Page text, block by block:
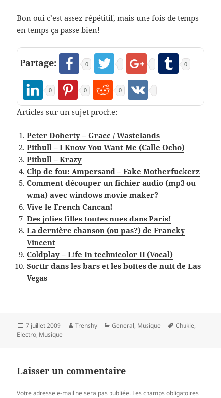
Bon oui c’est assez répétitif, mais une fois de temps
en temps ça passe bien!
Partage: 0 0
0 0 0
Articles sur un sujet proche:
Peter Doherty – Grace / Wastelands
Pitbull – I Know You Want Me (Calle Ocho)
Pitbull – Krazy
Clip de fou: Ampersand – Fake Motherfuckerz
Comment découper un fichier audio (mp3 ou
wma) avec windows movie maker?
Vive le French Cancan!
Des jolies filles toutes nues dans Paris!
La dernière chanson (ou pas?) de Francky
Vincent
Coldplay – Life In technicolor II (Vocal)
Sortir dans les bars et les boites de nuit de Las
Vegas
Publié
le
7 juillet 2009 Auteur
Trenshy Catégories
General, Musique
Mots-
Chukie,
Electro, Musique
Laisser un commentaire
Votre adresse e-mail ne sera pas publiée. Les champs obligatoires